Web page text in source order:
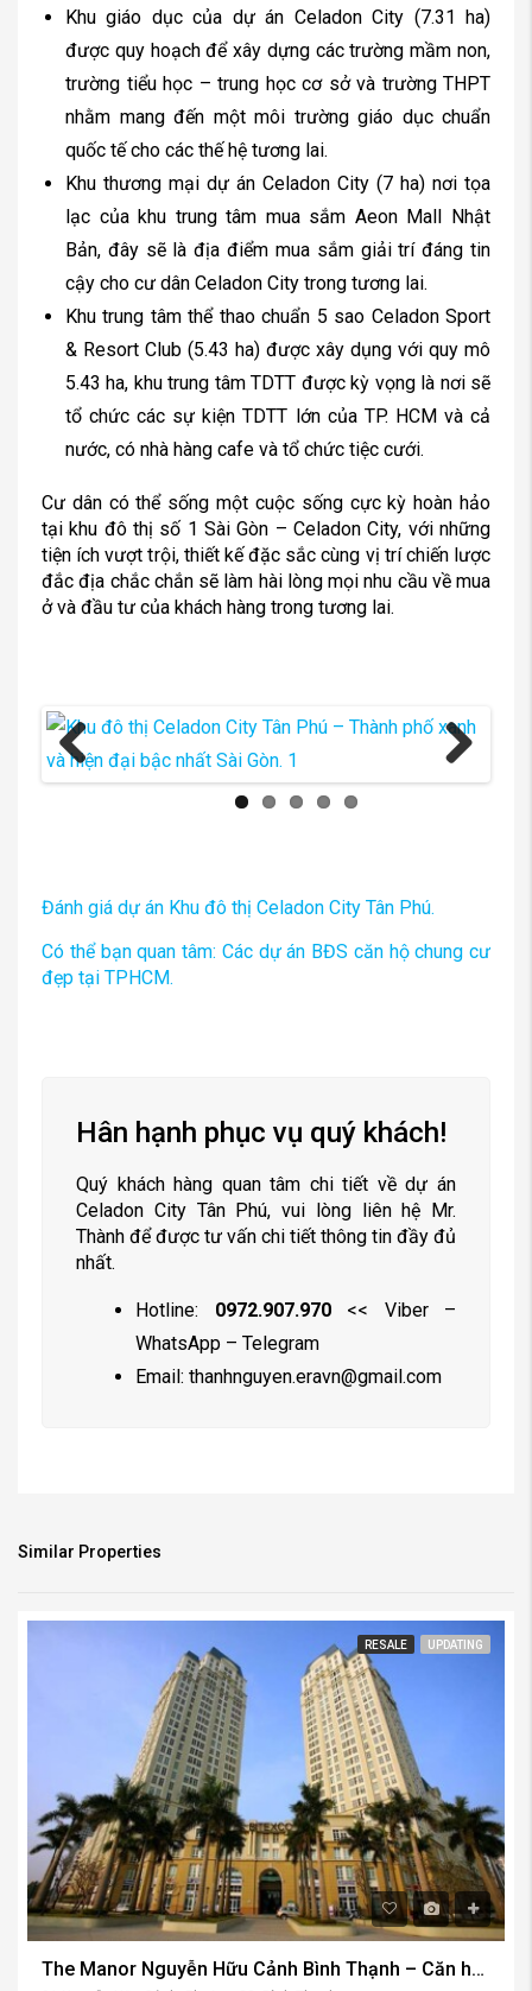
Khu giáo dục của dự án Celadon City (7.31 ha)
được quy hoạch để xây dựng các trường mầm non,
trường tiểu học – trung học cơ sở và trường THPT
nhằm mang đến một môi trường giáo dục chuẩn
quốc tế cho các thế hệ tương lai.
Khu thương mại dự án Celadon City (7 ha) nơi tọa
lạc của khu trung tâm mua sắm Aeon Mall Nhật
Bản, đây sẽ là địa điểm mua sắm giải trí đáng tin
cậy cho cư dân Celadon City trong tương lai.
Khu trung tâm thể thao chuẩn 5 sao Celadon Sport
& Resort Club (5.43 ha) được xây dụng với quy mô
5.43 ha, khu trung tâm TDTT được kỳ vọng là nơi sẽ
tổ chức các sự kiện TDTT lớn của TP. HCM và cả
nước, có nhà hàng cafe và tổ chức tiệc cưới.
Cư dân có thể sống một cuộc sống cực kỳ hoàn hảo
tại khu đô thị số 1 Sài Gòn – Celadon City, với những
tiện ích vượt trội, thiết kế đặc sắc cùng vị trí chiến lược
đắc địa chắc chắn sẽ làm hài lòng mọi nhu cầu về mua
ở và đầu tư của khách hàng trong tương lai.
Previous Next
Đánh giá dự án Khu đô thị Celadon City Tân Phú.
Có thể bạn quan tâm: Các dự án BĐS căn hộ chung cư
đẹp tại TPHCM.
Hân hạnh phục vụ quý khách!
Quý khách hàng quan tâm chi tiết về dự án
Celadon City Tân Phú, vui lòng liên hệ Mr.
Thành để được tư vấn chi tiết thông tin đầy đủ
nhất.
Hotline: 0972.907.970<< Viber –
WhatsApp – Telegram
Email: thanhnguyen.eravn@gmail.com
Similar Properties
RESALE UPDATING